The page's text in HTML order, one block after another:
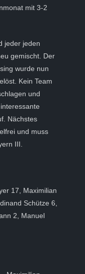
mit 3-2
jeder jeden
gemischt. Der
wurde nun
Kein Team
und
Nächstes
und muss
III.
17, Maximilian
Schütze 6,
2, Manuel